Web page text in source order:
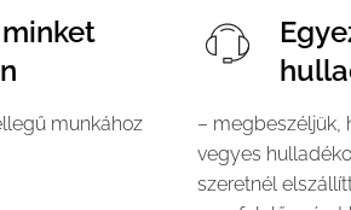
munkához
– megbeszéljük,
vegyes
szeretnél